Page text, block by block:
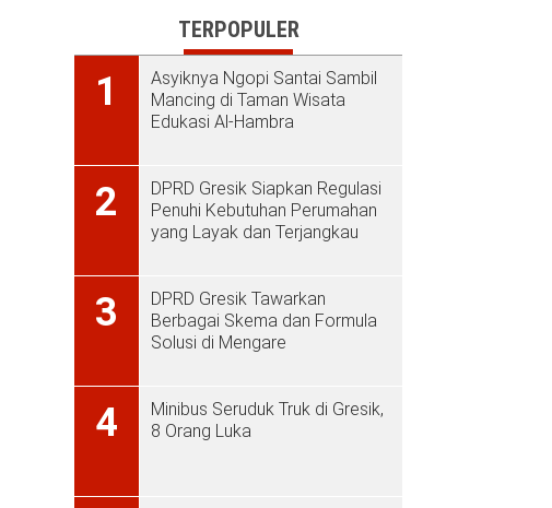
TERPOPULER
1
Asyiknya Ngopi Santai Sambil
Mancing di Taman Wisata
Edukasi Al-Hambra
2
DPRD Gresik Siapkan Regulasi
Penuhi Kebutuhan Perumahan
yang Layak dan Terjangkau
3
DPRD Gresik Tawarkan
Berbagai Skema dan Formula
Solusi di Mengare
4
Minibus Seruduk Truk di Gresik,
8 Orang Luka